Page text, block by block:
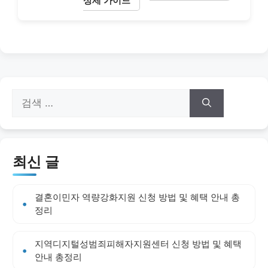
색:
최신 글
결혼이민자 역량강화지원 신청 방법 및 혜택 안내 총
정리
지역디지털성범죄피해자지원센터 신청 방법 및 혜택
안내 총정리